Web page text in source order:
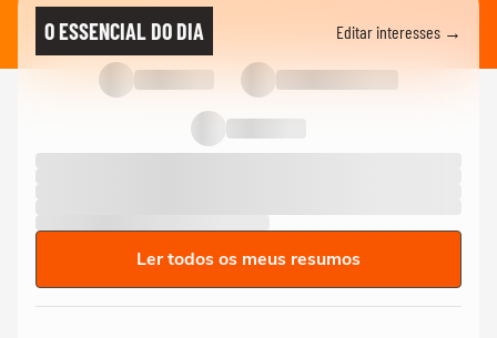
O ESSENCIAL DO DIA Editar interesses →
Ler todos os meus resumos